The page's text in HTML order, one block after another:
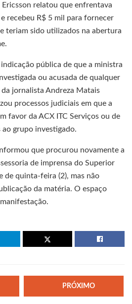
relatou que enfrentava
recebeu R$ 5 mil para fornecer
teriam sido utilizados na abertura
pública de que a ministra
ou acusada de qualquer
jornalista Andreza Matais
processos judiciais em que a
favor da ACX ITC Serviços ou de
ao grupo investigado.
que procurou novamente a
de imprensa do Superior
de quinta-feira (2), mas não
da matéria. O espaço
PRÓXIMO